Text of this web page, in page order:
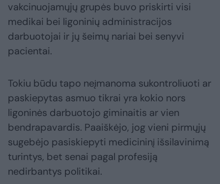
vakcinuojamųjų grupės buvo priskirti visi
medikai bei ligoninių administracijos
darbuotojai ir jų šeimų nariai bei senyvi
pacientai.
Tokiu būdu tapo neįmanoma sukontroliuoti ar
paskiepytas asmuo tikrai yra kokio nors
ligoninės darbuotojo giminaitis ar vien
bendrapavardis. Paaiškėjo, jog vieni pirmųjų
sugebėjo pasiskiepyti medicininį išsilavinimą
turintys, bet senai pagal profesiją
nedirbantys politikai.